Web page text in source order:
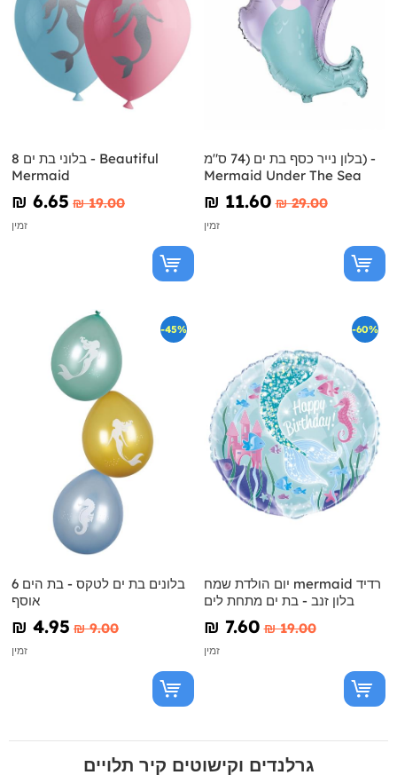
8 בלוני בת ים - Beautiful
Mermaid
₪‎ 6.65 ₪‎ 19.00
זמין
בלון נייר כסף בת ים (74 ס"מ) -
Mermaid Under The Sea
₪‎ 11.60 ₪‎ 29.00
זמין
-45%
6 בלונים בת ים לטקס - בת הים
אוסף
₪‎ 4.95 ₪‎ 9.00
זמין
-60%
יום הולדת שמח mermaid רדיד
בלון זנב - בת ים מתחת לים
₪‎ 7.60 ₪‎ 19.00
זמין
גרלנדים וקישוטים קיר תלויים